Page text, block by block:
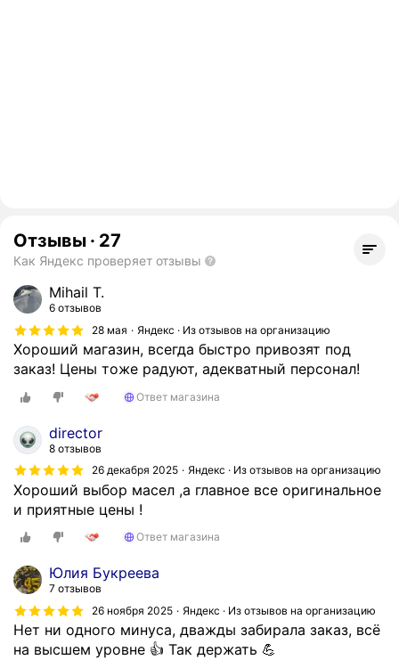
Отзывы · 27
Как Яндекс проверяет отзывы
Mihail T.
6 отзывов
28 мая
Яндекс · Из отзывов на организацию
Хороший магазин, всегда быстро привозят под
заказ! Цены тоже радуют, адекватный персонал!
Ответ магазина
director
8 отзывов
26 декабря 2025
Яндекс · Из отзывов на организацию
Хороший выбор масел ,а главное все оригинальное
и приятные цены !
Ответ магазина
Юлия Букреева
7 отзывов
26 ноября 2025
Яндекс · Из отзывов на организацию
Нет ни одного минуса, дважды забирала заказ, всё
на высшем уровне 👍 Так держать 💪